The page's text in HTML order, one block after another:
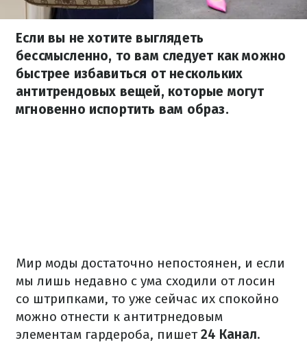
Если вы не хотите выглядеть
бессмысленно, то вам следует как можно
быстрее избавиться от нескольких
антитрендовых вещей, которые могут
мгновенно испортить вам образ.
Мир моды достаточно непостоянен, и если
мы лишь недавно с ума сходили от лосин
со штрипками, то уже сейчас их спокойно
можно отнести к антитрнедовым
элементам гардероба, пишет24 Канал.